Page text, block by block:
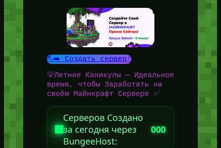
⛏️➡️ Создать сервер!
💡Летние Каникулы — Идеальное
время, чтобы Заработать на
своём Майнкрафт Сервере ✅
Серверов Создано
за сегодня через
BungeeHost:
000